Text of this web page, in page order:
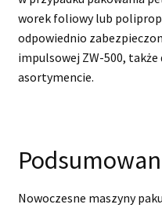
worek foliowy lub
odpowiednio
impulsowej ZW-500,
asortymencie.
Nowoczesne maszyny